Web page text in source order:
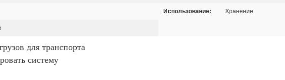
Использование: Хранение
для транспорта
систему